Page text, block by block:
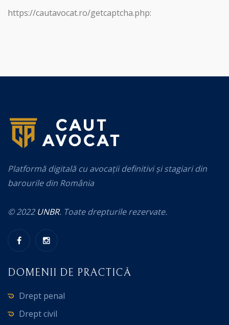
https://cautavocat.ro/getcaptcha.php:
Platformă digitală cu avocații definitivi și stagiari din
barourile din România
© 2022 UNBR. Toate drepturile rezervate.
DOMENII DE PRACTICĂ
Drept penal
Drept civil